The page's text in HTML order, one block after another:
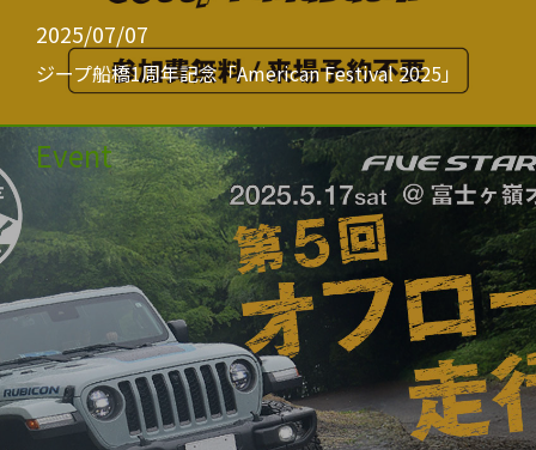
2025/07/07
ジープ船橋1周年記念「American Festival 2025」
Event